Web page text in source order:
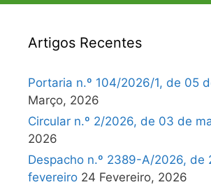
Artigos Recentes
Portaria n.º 104/2026/1, de 05
Março, 2026
Circular n.º 2/2026, de 03 de
2026
Despacho n.º 2389-A/2026, de
fevereiro 24 Fevereiro, 2026